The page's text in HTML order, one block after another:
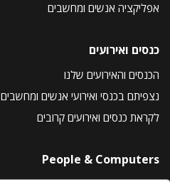
אפליקציה אנשים ומחשבים
כנסים ואירועים
הכנסים והאירועים שלנו
נצפיתם בכנסי ואירועי אנשים ומחשבים
לקראת כנסים ואירועים קרובים
People & Computers